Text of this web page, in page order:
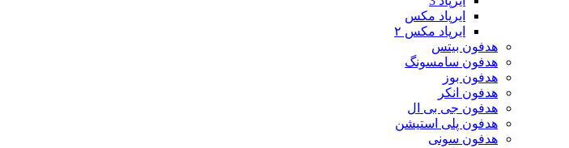
ایرپاد مکس
ایرپاد مکس ۲
هدفون بیتس
هدفون سامسونگ
هدفون بوز
هدفون انکر
هدفون جی بی ال
هدفون پلی استیشن
هدفون سونی